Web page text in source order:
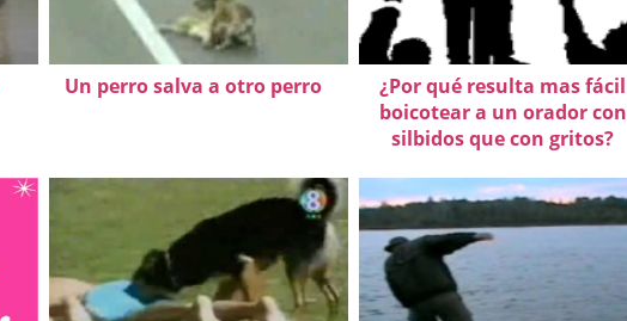
Un perro salva a otro perro
¿Por qué resulta mas fácil
boicotear a un orador con
silbidos que con gritos?